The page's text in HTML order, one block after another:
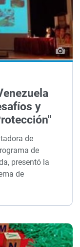
y
de
de
presentó la
de